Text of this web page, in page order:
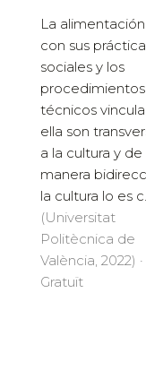
La
con sus
sociales y los
procedimientos
técnicos
ella son
a la cultura y de
manera
la cultura lo es
(Universitat
Politècnica de
València, 2022) ·
Gratuït